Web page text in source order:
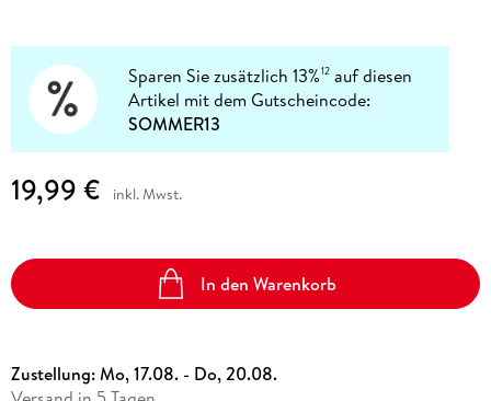
Sparen Sie zusätzlich 13%12 auf diesen
Artikel mit dem Gutscheincode:
SOMMER13
19,99 € inkl. Mwst.
In den Warenkorb
Zustellung:Mo, 17.08. - Do, 20.08.